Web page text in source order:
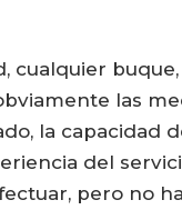
cualquier
las
la capacidad
del
pero no